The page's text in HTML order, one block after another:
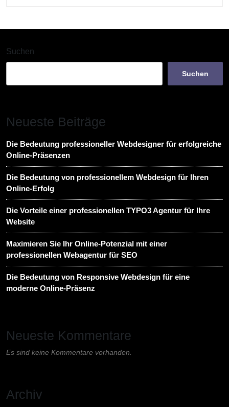
Suchen
Suchen
Neueste Beiträge
Die Bedeutung professioneller Webdesigner für erfolgreiche
Online-Präsenzen
Die Bedeutung von professionellem Webdesign für Ihren
Online-Erfolg
Die Vorteile einer professionellen TYPO3 Agentur für Ihre
Website
Maximieren Sie Ihr Online-Potenzial mit einer
professionellen Webagentur für SEO
Die Bedeutung von Responsive Webdesign für eine
moderne Online-Präsenz
Neueste Kommentare
Es sind keine Kommentare vorhanden.
Archiv